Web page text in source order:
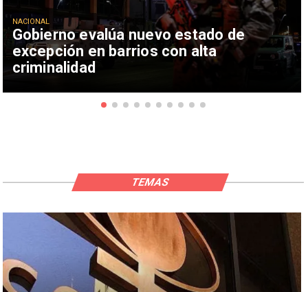
Gobierno evalúa nuevo estado de
excepción en barrios con alta
criminalidad
NACIONAL
TEMAS